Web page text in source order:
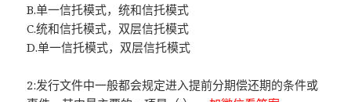
B.单一信托模式，统和信托模式
C.统和信托模式，双层信托模式
D.单一信托模式，双层信托模式
2:发行文件中一般都会规定进入提前分期偿还期的条件或